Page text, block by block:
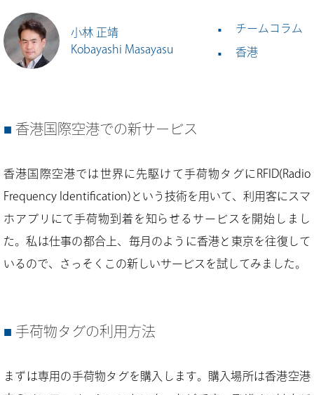
小林 正靖
Kobayashi Masayasu
チームコラム
香港
香港国際空港での新サービス
香港国際空港では世界に先駆けて手荷物タグにRFID(Radio
Frequency Identification)という技術を用いて、利用客にスマ
ホアプリにて手荷物到着を知らせるサービスを開始しまし
た。私は仕事の都合上、毎月のように香港と東京を往復して
いるので、さっそくこの新しいサービスを試してみました。
手荷物タグの利用方法
まずは専用の手荷物タグを購入します。購入場所は香港空港